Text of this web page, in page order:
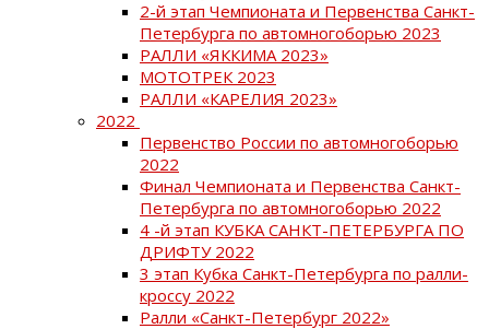
2-й этап Чемпионата и Первенства Санкт-
Петербурга по автомногоборью 2023
РАЛЛИ «ЯККИМА 2023»
МОТОТРЕК 2023
РАЛЛИ «КАРЕЛИЯ 2023»
2022
Первенство России по автомногоборью
2022
Финал Чемпионата и Первенства Санкт-
Петербурга по автомногоборью 2022
4 -й этап КУБКА САНКТ-ПЕТЕРБУРГА ПО
ДРИФТУ 2022
3 этап Кубка Санкт-Петербурга по ралли-
кроссу 2022
Ралли «Санкт-Петербург 2022»